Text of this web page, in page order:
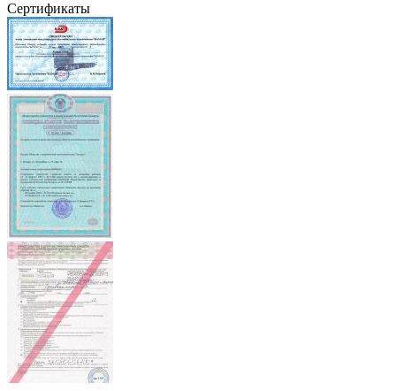
Сертификаты